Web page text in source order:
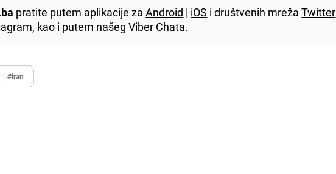
pratite putem aplikacije zaAndroid | iOS i društvenih mrežaTwitter
, kao i putem našegViber Chata.
#iran